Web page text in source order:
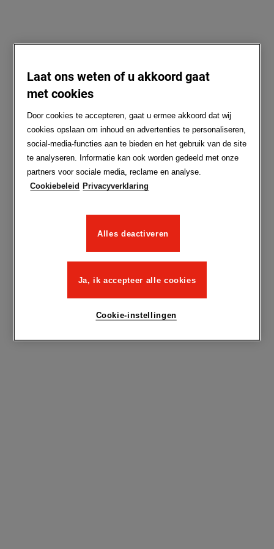
Laat ons weten of u akkoord gaat
met cookies
Door cookies te accepteren, gaat u ermee akkoord dat wij
cookies opslaan om inhoud en advertenties te personaliseren,
social-media-functies aan te bieden en het gebruik van de site
te analyseren. Informatie kan ook worden gedeeld met onze
partners voor sociale media, reclame en analyse.
Cookiebeleid Privacyverklaring
Alles deactiveren
Ja, ik accepteer alle cookies
Cookie-instellingen